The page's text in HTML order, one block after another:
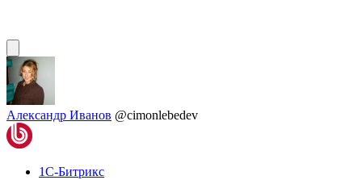
Александр Иванов @cimonlebedev
1С-Битрикс